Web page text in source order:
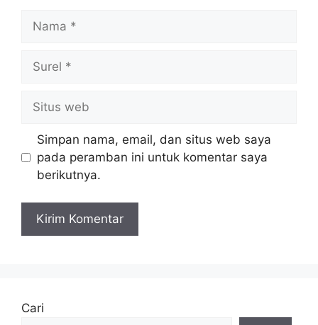
Nama
Surel
Situs
web
Simpan nama, email, dan situs web saya
pada peramban ini untuk komentar saya
berikutnya.
Cari